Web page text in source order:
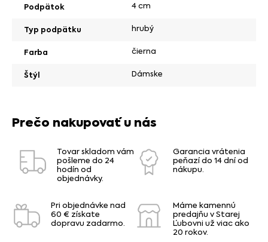
Podpätok 4 cm
Typ podpätku hrubý
Farba čierna
Štýl Dámske
Prečo nakupovať u nás
Tovar skladom vám
pošleme do 24
hodín od
objednávky.
Garancia vrátenia
peňazí do 14 dní od
nákupu.
Pri objednávke nad
60 € získate
dopravu zadarmo.
Máme kamennú
predajňu v Starej
Ľubovni už viac ako
20 rokov.